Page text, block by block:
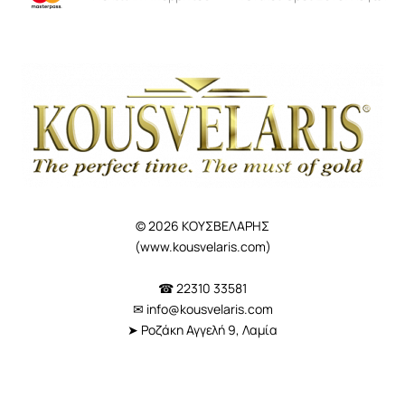
© 2026 ΚΟΥΣΒΕΛΑΡΗΣ
(www.kousvelaris.com)
☎ 22310 33581
✉ info@kousvelaris.com
➤ Ροζάκη Αγγελή 9, Λαμία